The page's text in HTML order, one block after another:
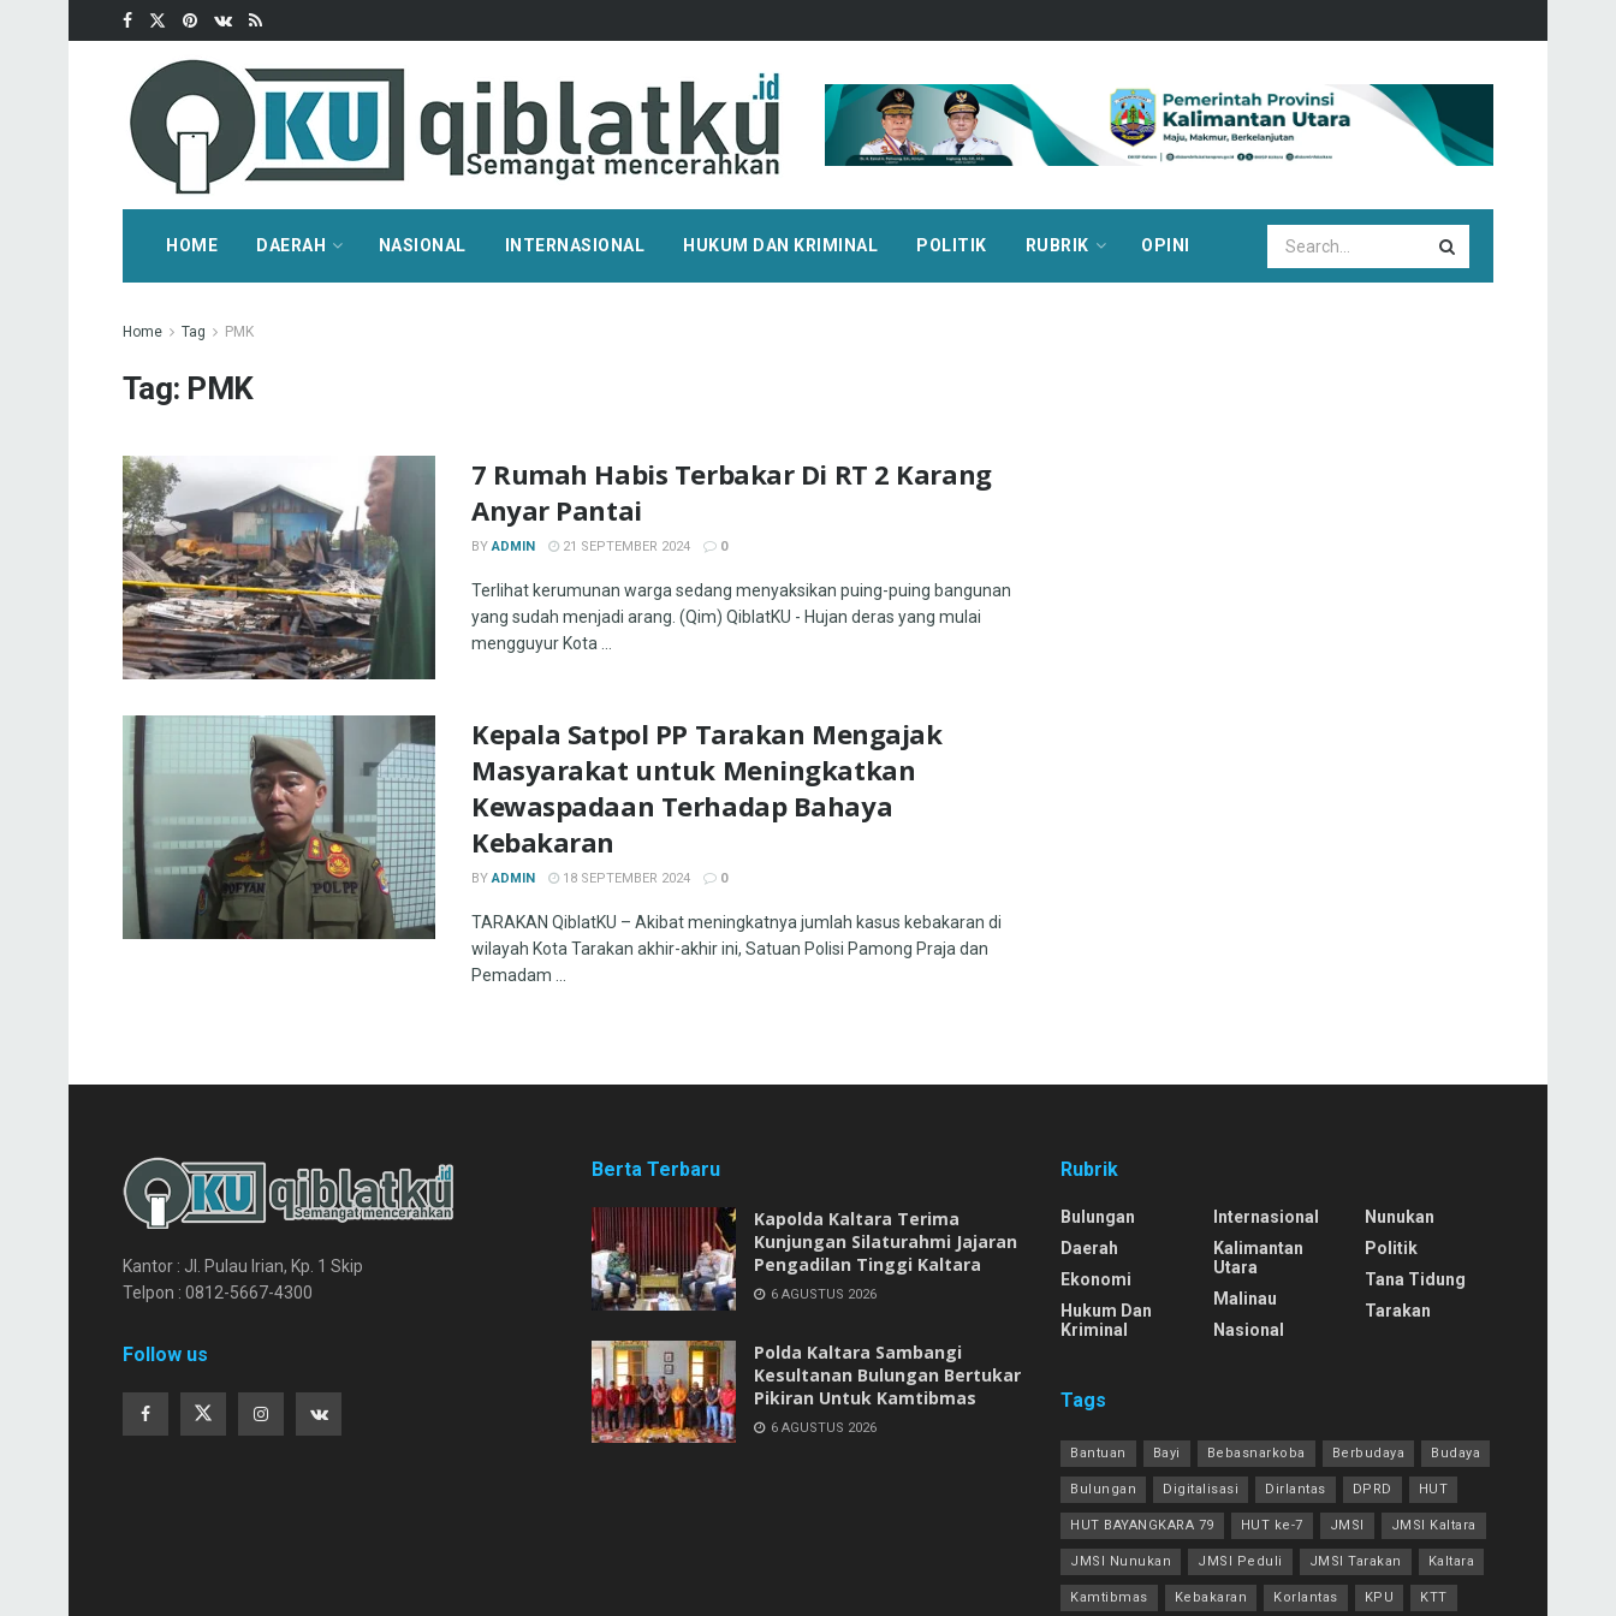
HOME DAERAH NASIONAL INTERNASIONAL HUKUM DAN KRIMINAL POLITIK RUBRIK OPINI
Home Tag PMK
Tag: PMK
7 Rumah Habis Terbakar Di RT 2 Karang
Anyar Pantai
BY ADMIN 21 SEPTEMBER 2024 0
Terlihat kerumunan warga sedang menyaksikan puing-puing bangunan
yang sudah menjadi arang. (Qim) QiblatKU - Hujan deras yang mulai
mengguyur Kota ...
Kepala Satpol PP Tarakan Mengajak
Masyarakat untuk Meningkatkan
Kewaspadaan Terhadap Bahaya
Kebakaran
BY ADMIN 18 SEPTEMBER 2024 0
TARAKAN QiblatKU – Akibat meningkatnya jumlah kasus kebakaran di
wilayah Kota Tarakan akhir-akhir ini, Satuan Polisi Pamong Praja dan
Pemadam ...
Kantor : Jl. Pulau Irian, Kp. 1 Skip
Telpon : 0812-5667-4300
Follow us
Berta Terbaru
Kapolda Kaltara Terima
Kunjungan Silaturahmi Jajaran
Pengadilan Tinggi Kaltara
6 AGUSTUS 2026
Polda Kaltara Sambangi
Kesultanan Bulungan Bertukar
Pikiran Untuk Kamtibmas
6 AGUSTUS 2026
Rubrik
Bulungan
Daerah
Ekonomi
Hukum Dan
Kriminal
Internasional
Kalimantan
Utara
Malinau
Nasional
Nunukan
Politik
Tana Tidung
Tarakan
Tags
Bantuan Bayi Bebasnarkoba Berbudaya Budaya
Bulungan Digitalisasi Dirlantas DPRD HUT
HUT BAYANGKARA 79 HUT ke-7 JMSI JMSI Kaltara
JMSI Nunukan JMSI Peduli JMSI Tarakan Kaltara
Kamtibmas Kebakaran Korlantas KPU KTT